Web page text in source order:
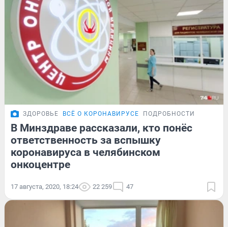
ЗДОРОВЬЕ ВСЁ О КОРОНАВИРУСЕ ПОДРОБНОСТИ
В Минздраве рассказали, кто понёс
ответственность за вспышку
коронавируса в челябинском
онкоцентре
17 августа, 2020, 18:24 22 259 47